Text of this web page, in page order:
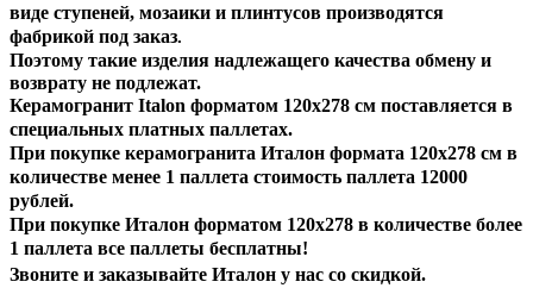
виде ступеней, мозаики и плинтусов производятся
фабрикой под заказ.
Поэтому такие изделия надлежащего качества обмену и
возврату не подлежат.
Керамогранит Italon форматом 120х278 см поставляется в
специальных платных паллетах.
При покупке керамогранита Италон формата 120х278 см в
количестве менее 1 паллета стоимость паллета 12000
рублей.
При покупке Италон форматом 120х278 в количестве более
1 паллета все паллеты бесплатны!
Звоните и заказывайте Италон у нас со скидкой.